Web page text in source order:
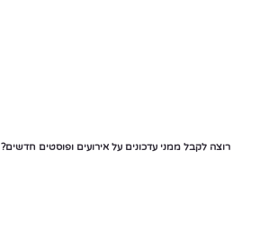
רוצה לקבל ממני עדכונים על אירועים ופוסטים חדשים?